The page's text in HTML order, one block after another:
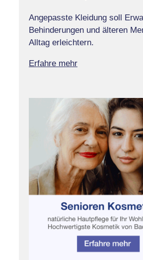
Angepasste Kleidung soll
Behinderungen und älteren
Alltag erleichtern.
Erfahre mehr